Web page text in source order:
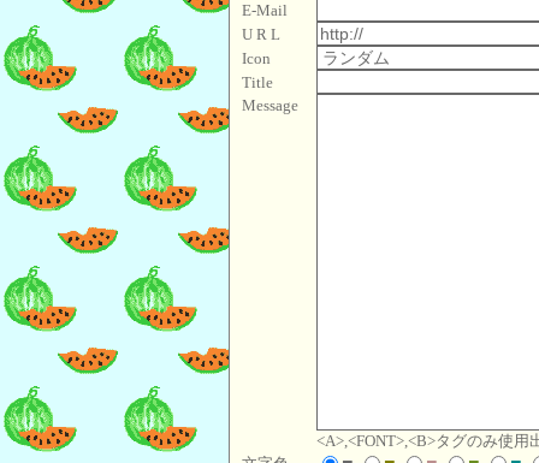
E-Mail
U R L
Icon
Title
Message
<A>,<FONT>,<B>タグのみ使用